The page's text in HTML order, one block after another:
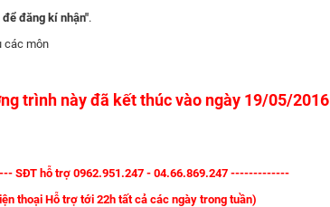
để đăng kí nhận".
các môn
trình này đã kết thúc vào ngày 19/05/2016
SĐT hỗ trợ 0962.951.247 - 04.66.869.247 -------------
thoại Hỗ trợ tới 22h tất cả các ngày trong tuần)